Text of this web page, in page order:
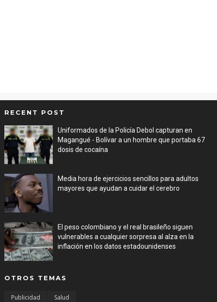
RECENT POST
Uniformados de la Policía Debol capturan en
Magangué - Bolívar a un hombre que portaba 67
dosis de cocaína
Media hora de ejercicios sencillos para adultos
mayores que ayudan a cuidar el cerebro
El peso colombiano y el real brasileño siguen
vulnerables a cualquier sorpresa al alza en la
inflación en los datos estadounidenses
OTROS TEMAS
Publicidad Salud